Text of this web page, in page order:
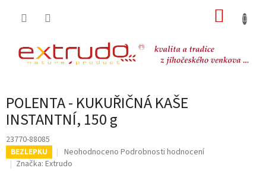
POLENTA - KUKUŘIČNÁ KAŠE
INSTANTNÍ, 150 g
23770-88085
BEZLEPKU
Průměrné
hodnocení
Neohodnoceno Podrobnosti hodnocení
Značka: Extrudo